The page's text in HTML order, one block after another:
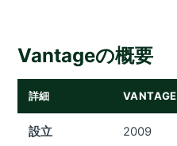
Vantageの概要
詳細 VANTAGE
設立 2009